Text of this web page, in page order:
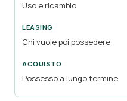
Uso e ricambio
Chi vuole poi possedere
Possesso a lungo termine